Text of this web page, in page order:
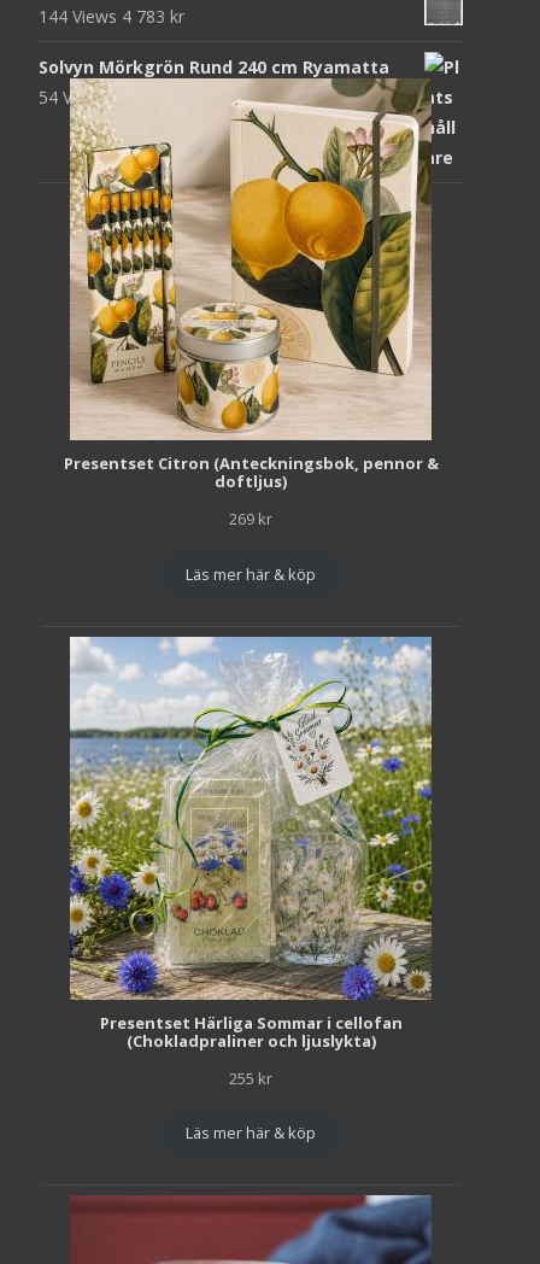
144 Views 4 783 kr
Solvyn Mörkgrön Rund 240 cm Ryamatta
54 Views1 871
Presentset Citron (Anteckningsbok, pennor &
doftljus)
269 kr
Läs mer här & köp
Presentset Härliga Sommar i cellofan
(Chokladpraliner och ljuslykta)
255 kr
Läs mer här & köp